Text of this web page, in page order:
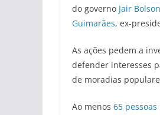
do governo Jair
Guimarães, ex-
As ações pedem a
defender interesses
de moradias
Ao menos 65